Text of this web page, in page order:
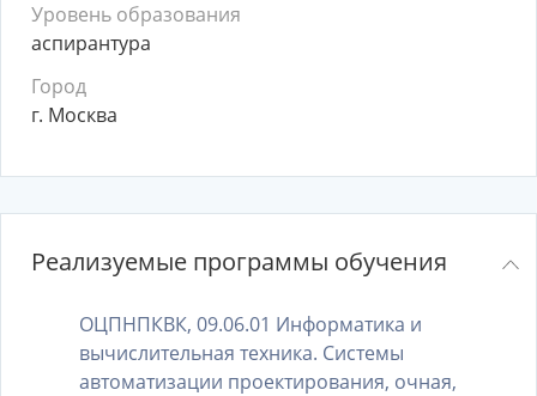
Уровень образования
аспирантура
Город
г. Москва
Реализуемые программы обучения
ОЦПНПКВК, 09.06.01 Информатика и
вычислительная техника. Системы
автоматизации проектирования, очная,